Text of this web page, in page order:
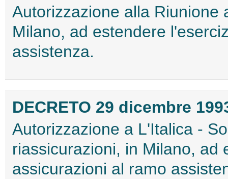
Autorizzazione alla Riunione
Milano, ad estendere
assistenza.
DECRETO 29 dicembre
Autorizzazione a L'Italica -
riassicurazioni, in Milano, ad
assicurazioni al ramo